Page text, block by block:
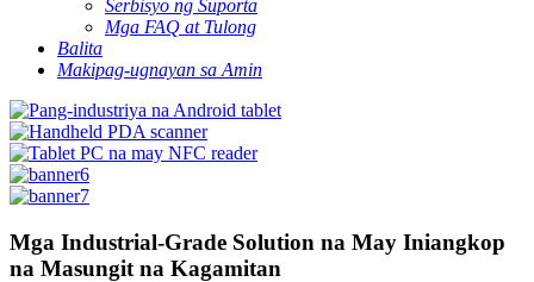
Serbisyo ng Suporta
Mga FAQ at Tulong
Balita
Makipag-ugnayan sa Amin
Mga Industrial-Grade Solution na May Iniangkop
na Masungit na Kagamitan